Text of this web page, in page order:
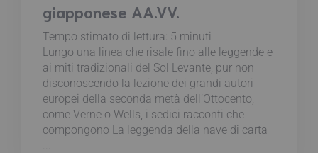
giapponese AA.VV.
Tempo stimato di lettura: 5 minuti
Lungo una linea che risale fino alle leggende e
ai miti tradizionali del Sol Levante, pur non
disconoscendo la lezione dei grandi autori
europei della seconda metà dell’Ottocento,
come Verne o Wells, i sedici racconti che
compongono La leggenda della nave di carta
...